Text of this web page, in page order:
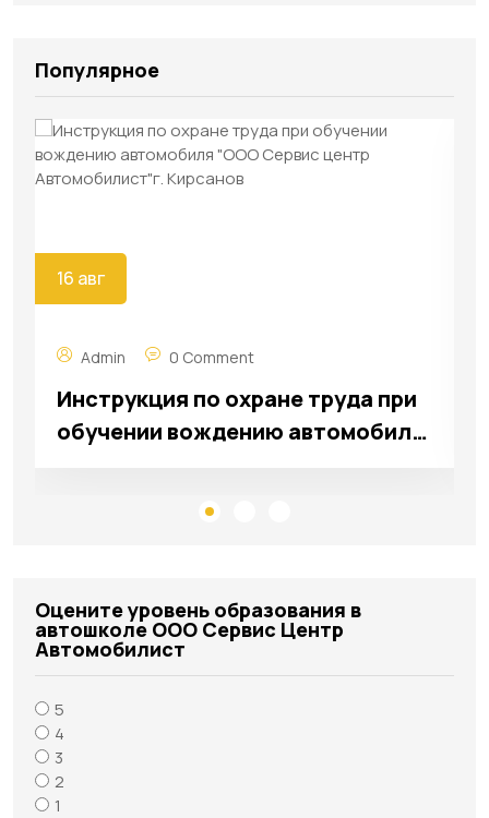
Популярное
16 авг
Admin 0 Comment
Инструкция по охране труда при
обучении вождению автомобиля
Оцените уровень образования в
автошколе ООО Сервис Центр
Автомобилист
5
4
3
2
1